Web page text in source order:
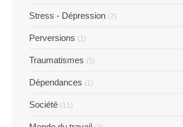
Stress - Dépression (7)
Perversions (1)
Traumatismes (5)
Dépendances (1)
Société (11)